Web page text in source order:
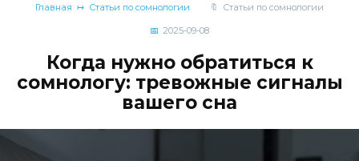
Главная Статьи по сомнологии Статьи по сомнологии
2025-09-08
Когда нужно обратиться к
сомнологу: тревожные сигналы
вашего сна